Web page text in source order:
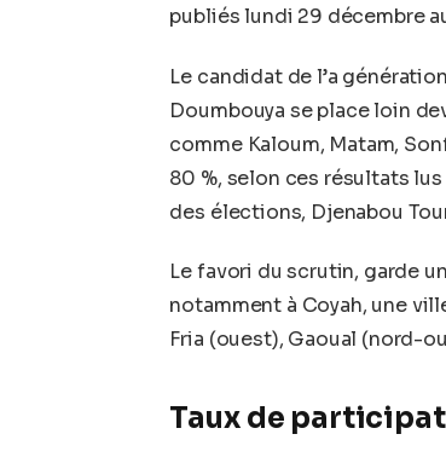
publiés lundi 29 décembre
Le candidat de l’a
Doumbouya se place loin
comme Kaloum, Matam,
80 %, selon ces résultats
des élections, Djenabou
Le favori du scrutin, garde
notamment à Coyah, une
Fria (ouest), Gaoual (nord-
Taux de